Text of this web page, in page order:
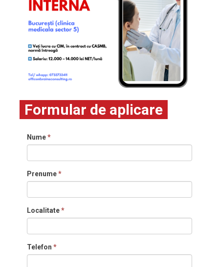
Formular de aplicare
Nume*
Prenume*
Localitate*
Telefon *